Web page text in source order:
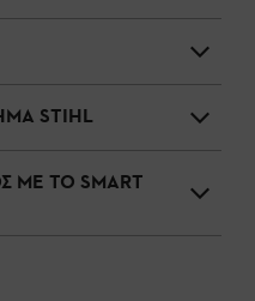
STIHL
ΤΟ SMART